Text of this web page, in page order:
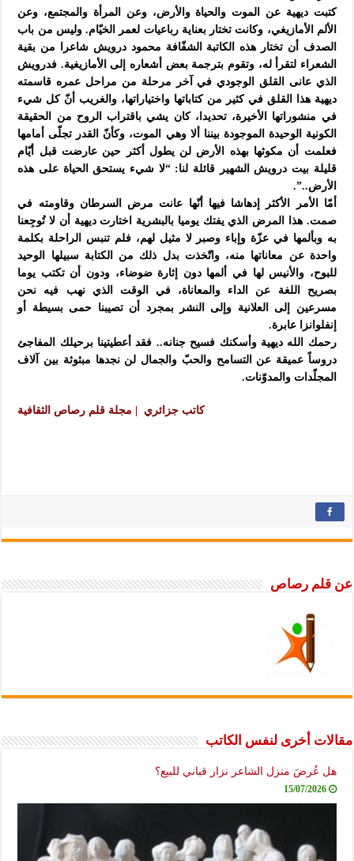
كتبت ديهية عن الموت والحياة والأرض، وعن المرأة والمجتمع، وعن
الألم الأمازيغي، وكانت تختار بعناية رباعيات لعمر الخيّام. وليس من باب
الصدف أن تختار هذه الكاتبة الشفّافة محمود درويش شاعرا من بقية
الشعراء لتقرأ له، وتقوم بترجمة بعض أشعاره إلى الأمازيغية. فدرويش
الذي عانى القلق الوجودي في آخر مرحلة من مراحل عمره قاسمته
ديهية هذا القلق في كثير من كتاباتها واختياراتها، والغريب أنّ كل شيء
في منشوراتها الأخيرة، تحديدا، كان يشي باقتراب الروح من الحقيقة
الكونية الوحيدة الموجودة بيننا ألا وهي الموت، وكأنّ القدر تجلّى أمامها
فعلمت أن مكوثها بهذه الأرض لن يطول أكثر حين عارضت قبل أيّام
قليلة بيت درويش الشهير قائلة لنا: “لا شيء يستحق الحياة على هذه
الأرض..”.
أمّا الأمر الأكثر إدهاشا فيها أنّها عانت مرض السرطان وقاومته في
صمت. هذا المرض الذي يفتك يوميا بالبشرية اختارت ديهية أن لا تُوجِعنا
به وبألمها في عزّة وإباء وصبر لا مثيل لهم، فلم تنبس الراحلة بكلمة
واحدة عن معاناتها منه، واتّخذت بدل ذلك من الكتابة سبيلها الوحيد
للبوح، والأنيس لها في ألمها دون إثارة ضوضاء، ودون أن تكتب يوما
بصريح اللغة عن الداء والمعاناة، في الوقت الذي نهب فيه نحن
مسرعين إلى العلانية وإلى النشر بمجرد أن تصيبنا حمى بسيطة أو
إنفلوانزا عابرة.
رحمك الله ديهية وأسكنك فسيح جنانه.. فقد أعطيتينا برحيلك المفاجئ
دروساً عميقة عن التسامح والحبّ والجمال لن نجدها مبثوثة بين آلاف
المجلّدات والمدوّنات.
كاتب جزائري | مجلة قلم رصاص الثقافية
عن قلم رصاص
مقالات أخرى لنفس الكاتب
هل عُرضَ منزل الشاعر نزار قباني للبيع؟
15/07/2026